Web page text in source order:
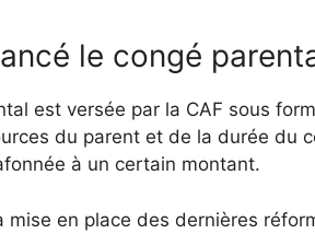
le congé
est versée par la CAF sous
du parent et de la durée du
à un certain montant.
mise en place des dernières